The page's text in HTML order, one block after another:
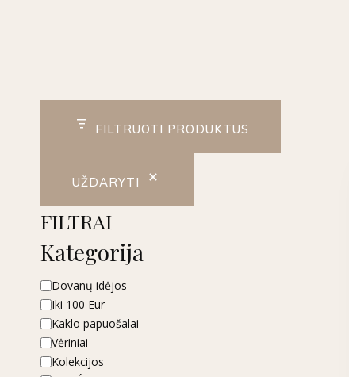
FILTRUOTI PRODUKTUS
UŽDARYTI
FILTRAI
Kategorija
Kategorija
Dovanų idėjos
Iki 100 Eur
Kaklo papuošalai
Vėriniai
Kolekcijos